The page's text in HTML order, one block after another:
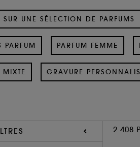
UNE SÉLECTION DE PARFUMS
PARFUM PARFUM FEMME
MIXTE GRAVURE
2 408